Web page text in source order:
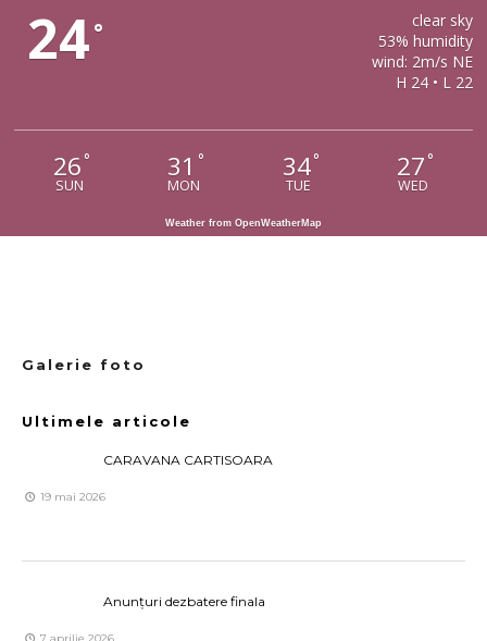
24°
clear sky
53% humidity
wind: 2m/s NE
H 24 • L 22
26 °
SUN
31 °
MON
34°
TUE
27 °
WED
Weather from OpenWeatherMap
Galerie foto
Ultimele articole
CARAVANA CARTISOARA
19 mai 2026
Anunțuri dezbatere finala